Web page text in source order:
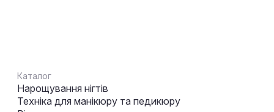
Каталог
Нарощування нігтів
Техніка для манікюру та педикюру